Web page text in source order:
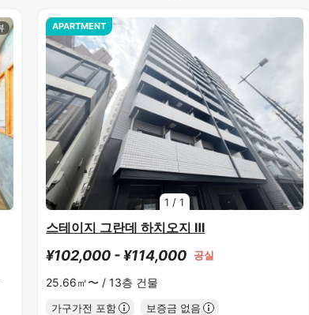
1 /1
APARTMENT
스테이지 그란데 하치오지 Ⅲ
¥102,000 - ¥114,000 공실
25.66㎡〜 /13층 건물
가구가전 포함 보증금 없음